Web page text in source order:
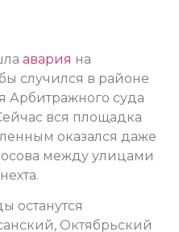
авария на
случился в районе
Арбитражного суда
вся площадка
оказался даже
между улицами
останутся
Октябрьский